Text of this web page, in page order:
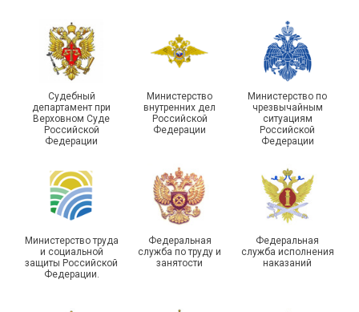
профсоюзных
организаций ГУФСИН
России по Пермскому
туристическом слете
215-й юбилей
государственной
Республике Саха (Якутия)
Судебный
департамент при
Верховном Суде
Российской
Федерации
Министерство
внутренних дел
Российской
Федерации
Министерство по
чрезвычайным
ситуациям
Российской
Федерации
Министерство труда
и социальной
защиты Российской
Федерации.
Федеральная
служба по труду и
занятости
Федеральная
служба исполнения
наказаний